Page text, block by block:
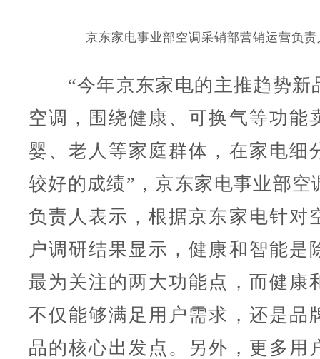
京东家电事业部空调采销部营销运营负
“今年京东家电的主推趋势新
空调，围绕健康、可换气等功能
婴、老人等家庭群体，在家电细
较好的成绩”，京东家电事业部空
负责人表示，根据京东家电针对
户调研结果显示，健康和智能是
最为关注的两大功能点，而健康
不仅能够满足用户需求，还是品
品的核心出发点。另外，更多用